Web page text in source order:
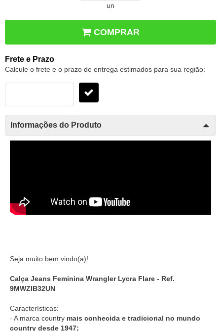
un
COMPRAR
Frete e Prazo
Calcule o frete e o prazo de entrega estimados para sua região:
Informações do Produto
Seja muito bem vindo(a)!
Calça Jeans Feminina Wrangler Lycra Flare - Ref.
9MWZIB32UN
Características:
- A marca country mais conhecida e tradicional no mundo
country desde 1947;